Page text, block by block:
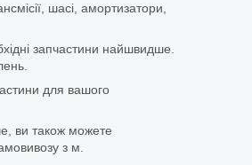
шасі, амортизатори,
запчастини найшвидше.
для вашого
ви також можете
з м.